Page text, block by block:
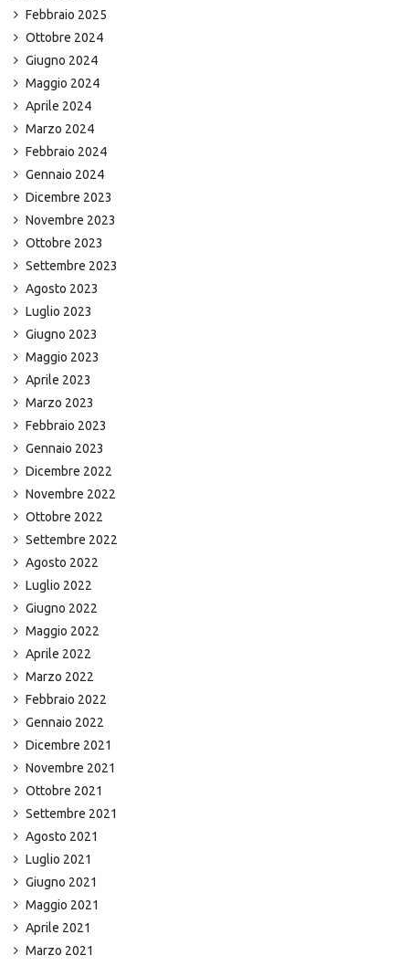
Febbraio 2025
Ottobre 2024
Giugno 2024
Maggio 2024
Aprile 2024
Marzo 2024
Febbraio 2024
Gennaio 2024
Dicembre 2023
Novembre 2023
Ottobre 2023
Settembre 2023
Agosto 2023
Luglio 2023
Giugno 2023
Maggio 2023
Aprile 2023
Marzo 2023
Febbraio 2023
Gennaio 2023
Dicembre 2022
Novembre 2022
Ottobre 2022
Settembre 2022
Agosto 2022
Luglio 2022
Giugno 2022
Maggio 2022
Aprile 2022
Marzo 2022
Febbraio 2022
Gennaio 2022
Dicembre 2021
Novembre 2021
Ottobre 2021
Settembre 2021
Agosto 2021
Luglio 2021
Giugno 2021
Maggio 2021
Aprile 2021
Marzo 2021